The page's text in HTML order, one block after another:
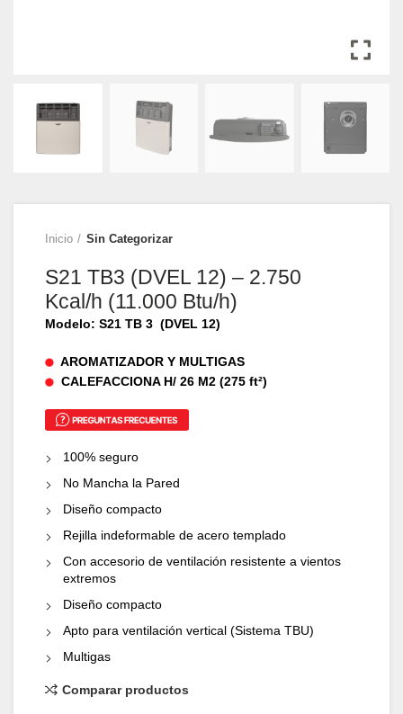
Inicio Sin Categorizar
S21 TB3 (DVEL 12) – 2.750
Kcal/h (11.000 Btu/h)
Modelo: S21 TB 3 (DVEL 12)
AROMATIZADOR Y MULTIGAS
CALEFACCIONA H/ 26 M2 (275 ft²)
100% seguro
No Mancha la Pared
Diseño compacto
Rejilla indeformable de acero templado
Con accesorio de ventilación resistente a vientos
extremos
Diseño compacto
Apto para ventilación vertical (Sistema TBU)
Multigas
Comparar productos